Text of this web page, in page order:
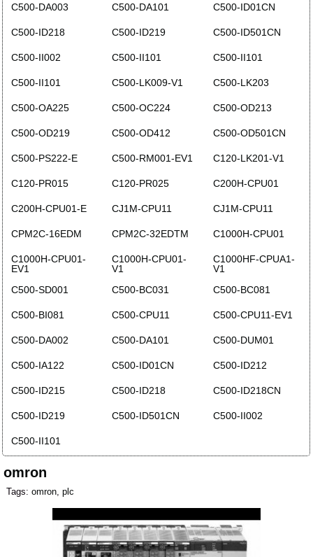
C500-DA003 C500-DA101 C500-ID01CN
C500-ID218 C500-ID219 C500-ID501CN
C500-II002 C500-II101 C500-II101
C500-II101 C500-LK009-V1 C500-LK203
C500-OA225 C500-OC224 C500-OD213
C500-OD219 C500-OD412 C500-OD501CN
C500-PS222-E C500-RM001-EV1 C120-LK201-V1
C120-PR015 C120-PR025 C200H-CPU01
C200H-CPU01-E CJ1M-CPU11 CJ1M-CPU11
CPM2C-16EDM CPM2C-32EDTM C1000H-CPU01
C1000H-CPU01-
EV1
C1000H-CPU01-
V1
C1000HF-CPUA1-
V1
C500-SD001
C500-BC031 C500-BC081
C500-BI081 C500-CPU11 C500-CPU11-EV1
C500-DA002 C500-DA101 C500-DUM01
C500-IA122 C500-ID01CN C500-ID212
C500-ID215 C500-ID218 C500-ID218CN
C500-ID219 C500-ID501CN C500-II002
C500-II101
omron
Tags: omron, plc